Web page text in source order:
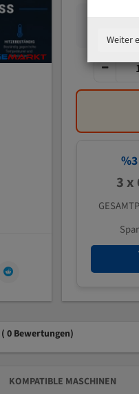
%3
3 x
( 0 Bewertungen)
KOMPATIBLE MASCHINEN
Weiter